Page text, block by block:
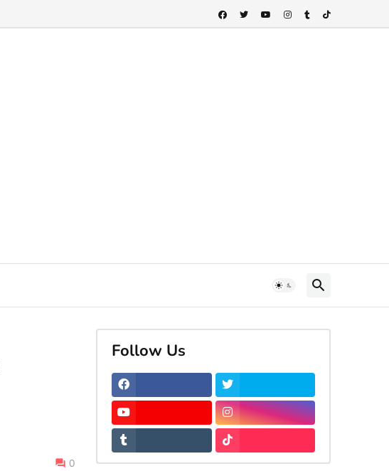
0
Follow Us